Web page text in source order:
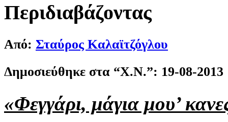
Περιδιαβάζοντας
Από: Σταύρος Καλαϊτζόγλου
Δημοσιεύθηκε στα “Χ.Ν.”: 19-08-2013
«Φεγγάρι, μάγια μου’